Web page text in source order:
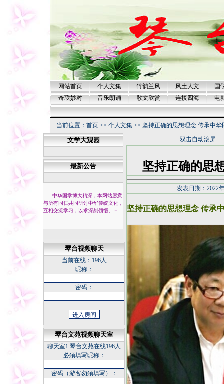
网站首页 个人文集 竹韵兰风 风土人文
国
奇联妙对
音乐朗诵 散文欣赏 连接四海 电
当前位置： 首页 >> 个人文集 >> 坚持正确的思想理念 传承中华
文学大观园
最新公告
中华国学博大精深，本网站愿意
与所有同仁共同研讨中华传统文化，
互相交流学习，以求深刻领悟。
－
琴台视频聊天
当前在线： 196人
昵称：
密码：
琴台文苑视频聊天室
聊天室1 琴台文苑在线196人
必须填写昵称：
密码（游客勿须填写）：
双击自动滚屏
坚持正确的思
发表日期：2022
坚持正确的思想理念 传承